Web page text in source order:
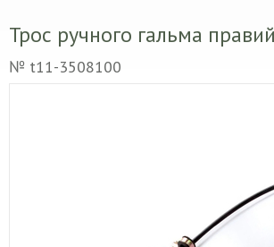
Трос ручного гальма
№ t11-3508100